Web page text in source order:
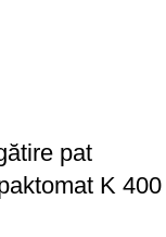
pat
K 400